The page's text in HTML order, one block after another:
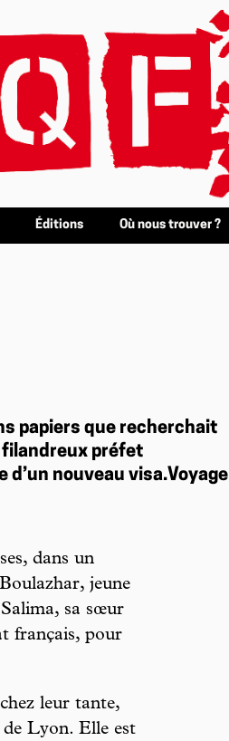
Éditions Où nous trouver ?
papiers que recherchait
filandreux préfet
d’un nouveau visa.Voyage
dans un
jeune
Salima, sa sœur
français, pour
leur tante,
Lyon. Elle est